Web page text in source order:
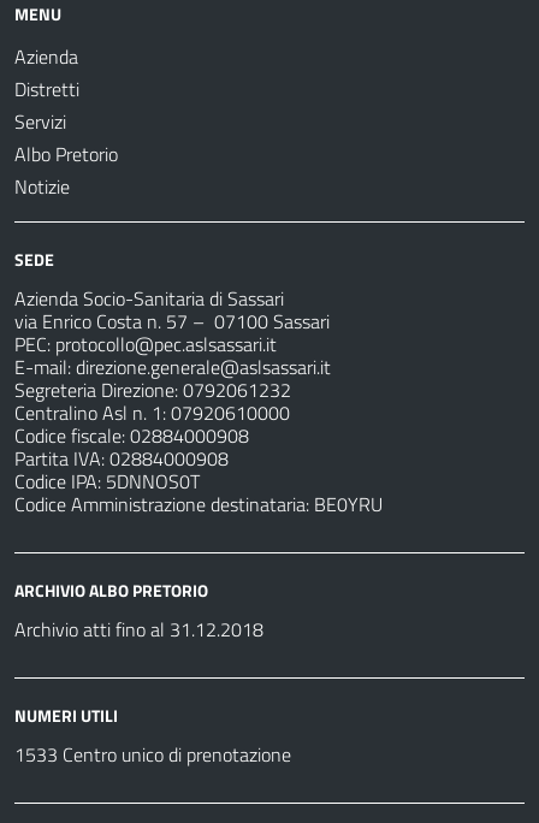
MENU
Azienda
Distretti
Servizi
Albo Pretorio
Notizie
SEDE
Azienda Socio-Sanitaria di Sassari
via Enrico Costa n. 57 – 07100 Sassari
PEC: protocollo@pec.aslsassari.it
E-mail:direzione.generale@aslsassari.it
Segreteria Direzione: 0792061232
Centralino Asl n. 1: 07920610000
Codice fiscale: 02884000908
Partita IVA: 02884000908
Codice IPA: 5DNNOS0T
Codice Amministrazione destinataria: BE0YRU
ARCHIVIO ALBO PRETORIO
Archivio atti fino al 31.12.2018
NUMERI UTILI
1533 Centro unico di prenotazione